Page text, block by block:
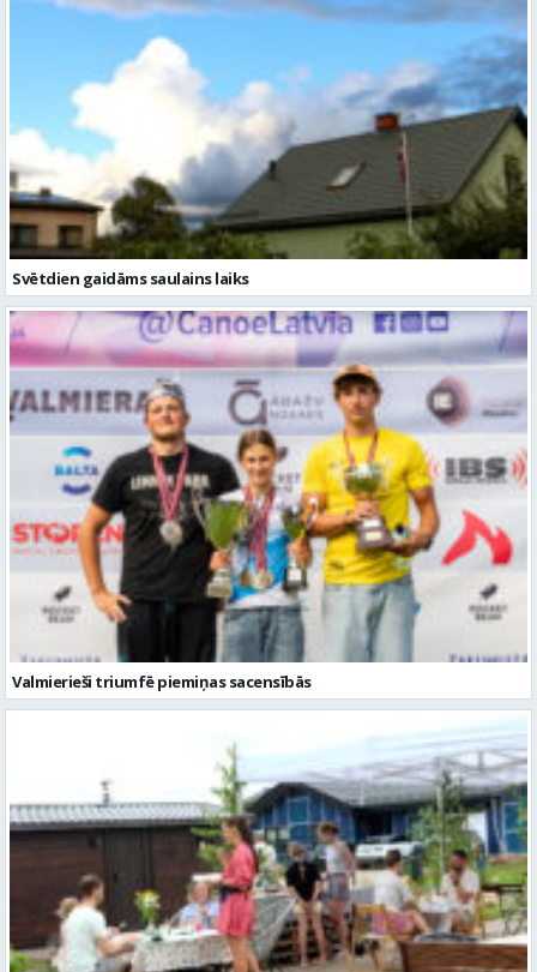
Svētdien gaidāms saulains laiks
Valmierieši triumfē piemiņas sacensībās